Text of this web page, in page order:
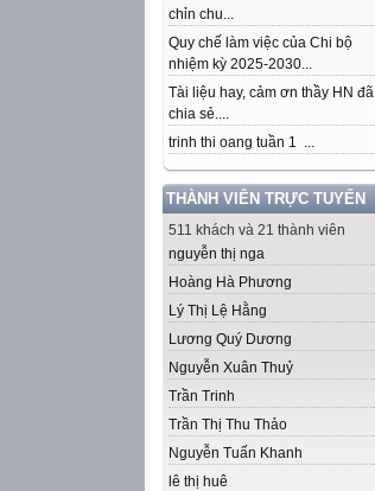
chỉn chu...
Quy chế làm việc của Chi bộ
nhiệm kỳ 2025-2030...
Tài liệu hay, cảm ơn thầy HN đã
chia sẻ....
trinh thi oang tuần 1 ...
THÀNH VIÊN TRỰC TUYẾN
511 khách và 21 thành viên
nguyễn thị nga
Hoàng Hà Phương
Lý Thị Lệ Hằng
Lương Quý Dương
Nguyễn Xuân Thuỷ
Trần Trinh
Trần Thị Thu Thảo
Nguyễn Tuấn Khanh
lê thị huê